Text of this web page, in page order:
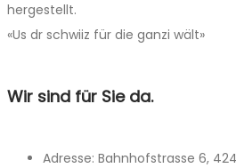
hergestellt.
«Us dr schwiiz für die ganzi wält»
Wir sind für Sie da.
Adresse: Bahnhofstrasse 6,